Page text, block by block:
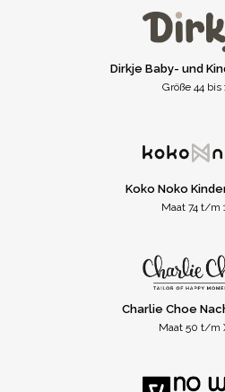
Dirkje Baby- und
Größe 44 bis
Koko Noko
Maat 74 t/m
Charlie Choe
Maat 50 t/m